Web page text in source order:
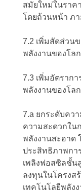
สมัยใหม่ในราค
โดยถ้วนหน้า ภา
7.2 เพิ่มสัดส่วน
พลังงานของโล
7.3 เพิ่มอัตราก
พลังงานของโล
7.a ยกระดับคว
ความสะดวกใน
พลังงานสะอาด
ประสิทธิภาพกา
เพลิงฟอสซิลชั้น
ลงทุนในโครงส
เทคโนโลยีพลัง